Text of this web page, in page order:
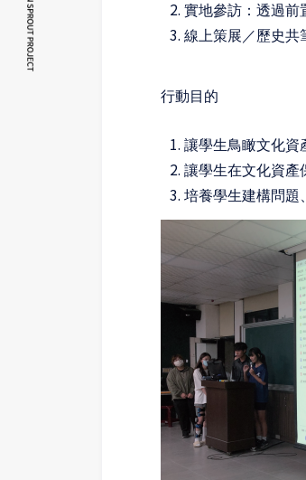
實地參訪：透過前
線上策展／歷史共
行動目的
讓學生鳥瞰文化資
讓學生在文化資產
培養學生建構問題